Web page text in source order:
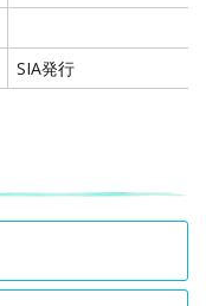
SIA発行